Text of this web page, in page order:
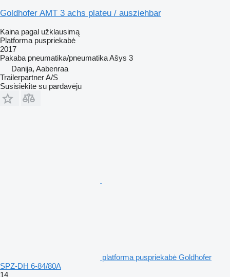
Goldhofer AMT 3 achs plateu / ausziehbar
Kaina pagal užklausimą
Platforma puspriekabė
2017
Pakaba pneumatika/pneumatikaAšys 3
Danija, Aabenraa
Trailerpartner A/S
Susisiekite su pardavėju
platforma puspriekabė Goldhofer
SPZ-DH 6-84/80A
14